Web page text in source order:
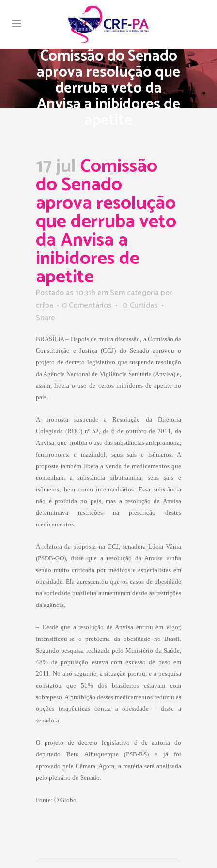
Comissão do Senado
aprova resolução que
derruba veto da
Anvisa a inibidores de
17 jul Comissão
do Senado
aprova resolução
que derruba veto
da Anvisa a
inibidores de
apetite
Postado as 10:31h em Sem categoria por
crfpa
0 Comentários 0 Curtidas
Share
BRASÍLIA – Depois de muita discussão, a Comissão de
Constituição e Justiça (CCJ) do Senado aprovou o
projeto de decreto legislativo que suspende resolução
da Agência Nacional de Vigilância Sanitária (Anvisa) e,
assim, libera o uso de certos inibidores de apetite no
país.
A proposta suspende a Resolução da Diretoria
Colegiada (RDC) nº 52, de 6 de outubro de 2011, da
Anvisa, que proibia o uso das substâncias anfepramona,
femproporex e mazindol, seus sais e isômeros. A
proposta também libera a venda de medicamentos que
contenham a substância sibutramina, seus sais e
isômeros, bem como intermediários. Essa substância
não é proibida no país, mas a resolução da Anvisa
determinava restrições na prescrição destes
medicamentos.
A relatora da proposta na CCJ, senadora Lúcia Vânia
(PSDB-GO), disse que a resolução da Anvisa vinha
sendo muito criticada por médicos e especialistas em
obesidade. Ela acrescentou que os casos de obesidade
na sociedade brasileira aumentaram desde as restrições
da agência.
– Desde que a resolução da Anvisa entrou em vigor,
intensificou-se o problema da obesidade no Brasil.
Segundo pesquisa realizada pelo Ministério da Saúde,
48% da população estava com excesso de peso em
2011. No ano seguinte, a situação piorou, e a pesquisa
constatou que 51% dos brasileiros estavam com
sobrepeso. A proibição desses medicamentos reduziu as
opções terapêuticas contra a obesidade – disse a
senadora.
O projeto de decreto legislativo é de autoria do
deputado Beto Albuquerque (PSB-RS) e já foi
aprovado pela Câmara. Agora, a matéria será analisada
pelo plenário do Senado.
Fonte: O Globo